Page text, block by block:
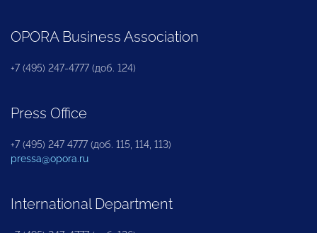
OPORA Business Association
+7 (495) 247-4777 (доб. 124)
Press Office
+7 (495) 247 4777 (доб. 115, 114, 113)
pressa@opora.ru
International Department